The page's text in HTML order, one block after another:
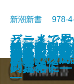
〈人使い
いた知将
人間の覚悟
テレビ番
の奇跡―
先生と生
民主党―野
―
迷惑メー
源氏物語
だから混
手ごわい
の思考法―
ラーメン
コノミス
―
新潮新書 978-
新書電子書籍あり
新書で入
文豪たち
「名医」
いために―
気骨の判
判官―
ニッポン
レポート―
どこまで
サラリー
―
新書で入
昭和史の逆
世紀のラ
地獄の日
の真相―